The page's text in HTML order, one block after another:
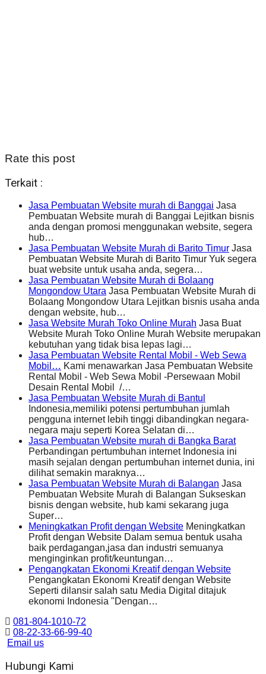
Rate this post
Terkait :
Jasa Pembuatan Website murah di Banggai Jasa
Pembuatan Website murah di Banggai Lejitkan bisnis
anda dengan promosi menggunakan website, segera
hub…
Jasa Pembuatan Website Murah di Barito Timur Jasa
Pembuatan Website Murah di Barito Timur Yuk segera
buat website untuk usaha anda, segera…
Jasa Pembuatan Website Murah di Bolaang
Mongondow Utara Jasa Pembuatan Website Murah di
Bolaang Mongondow Utara Lejitkan bisnis usaha anda
dengan website, hub…
Jasa Website Murah Toko Online Murah Jasa Buat
Website Murah Toko Online Murah Website merupakan
kebutuhan yang tidak bisa lepas lagi…
Jasa Pembuatan Website Rental Mobil - Web Sewa
Mobil… Kami menawarkan Jasa Pembuatan Website
Rental Mobil - Web Sewa Mobil -Persewaan Mobil
Desain Rental Mobil /…
Jasa Pembuatan Website Murah di Bantul
Indonesia,memiliki potensi pertumbuhan jumlah
pengguna internet lebih tinggi dibandingkan negara-
negara maju seperti Korea Selatan di…
Jasa Pembuatan Website murah di Bangka Barat
Perbandingan pertumbuhan internet Indonesia ini
masih sejalan dengan pertumbuhan internet dunia, ini
dilihat semakin maraknya…
Jasa Pembuatan Website Murah di Balangan Jasa
Pembuatan Website Murah di Balangan Sukseskan
bisnis dengan website, hub kami sekarang juga
Super…
Meningkatkan Profit dengan Website Meningkatkan
Profit dengan Website Dalam semua bentuk usaha
baik perdagangan,jasa dan industri semuanya
menginginkan profit/keuntungan…
Pengangkatan Ekonomi Kreatif dengan Website
Pengangkatan Ekonomi Kreatif dengan Website
Seperti dilansir salah satu Media Digital ditajuk
ekonomi Indonesia "Dengan…
081-804-1010-72
08-22-33-66-99-40
Email us
Hubungi Kami